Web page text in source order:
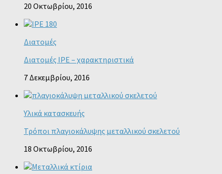
20 Οκτωβρίου, 2016
Διατομές
Διατομές IPE – χαρακτηριστικά
7 Δεκεμβρίου, 2016
Υλικά κατασκευής
Τρόποι πλαγιοκάλυψης μεταλλικού σκελετού
18 Οκτωβρίου, 2016